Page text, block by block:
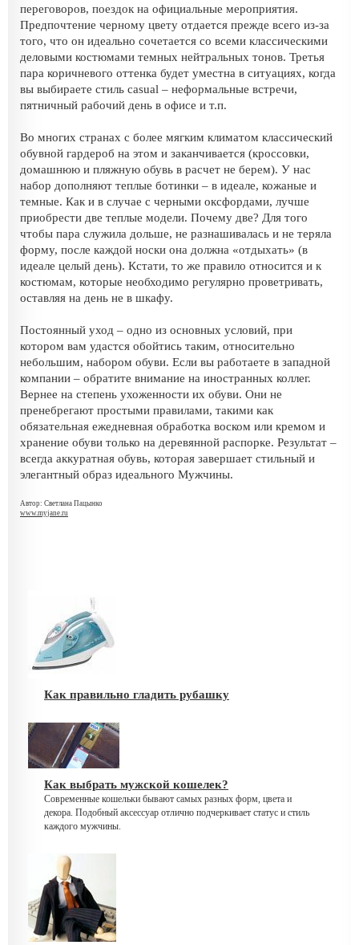
переговоров, поездок на официальные мероприятия.
Предпочтение черному цвету отдается прежде всего из-за
того, что он идеально сочетается со всеми классическими
деловыми костюмами темных нейтральных тонов. Третья
пара коричневого оттенка будет уместна в ситуациях, когда
вы выбираете стиль casual – неформальные встречи,
пятничный рабочий день в офисе и т.п.
Во многих странах с более мягким климатом классический
обувной гардероб на этом и заканчивается (кроссовки,
домашнюю и пляжную обувь в расчет не берем). У нас
набор дополняют теплые ботинки – в идеале, кожаные и
темные. Как и в случае с черными оксфордами, лучше
приобрести две теплые модели. Почему две? Для того
чтобы пара служила дольше, не разнашивалась и не теряла
форму, после каждой носки она должна «отдыхать» (в
идеале целый день). Кстати, то же правило относится и к
костюмам, которые необходимо регулярно проветривать,
оставляя на день не в шкафу.
Постоянный уход – одно из основных условий, при
котором вам удастся обойтись таким, относительно
небольшим, набором обуви. Если вы работаете в западной
компании – обратите внимание на иностранных коллег.
Вернее на степень ухоженности их обуви. Они не
пренебрегают простыми правилами, такими как
обязательная ежедневная обработка воском или кремом и
хранение обуви только на деревянной распорке. Результат –
всегда аккуратная обувь, которая завершает стильный и
элегантный образ идеального Мужчины.
Автор: Светлана Пацынко
www.myjane.ru
Как правильно гладить рубашку
Как выбрать мужской кошелек?
Современные кошельки бывают самых разных форм, цвета и
декора. Подобный аксессуар отлично подчеркивает статус и стиль
каждого мужчины.